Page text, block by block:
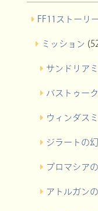
FF11ストーリ
ミッション
サンドリア
バストゥー
ウィンダス
ジラートの
プロマシア
アトルガン